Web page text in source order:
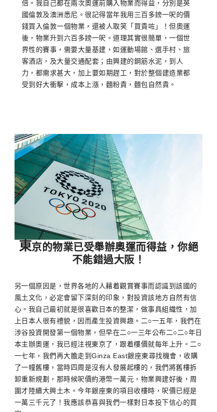
倍。我自己都在兩次奧運前購入物業而得益，分別是英
國倫敦及澳洲悉尼。很記得當年我用三百多鎊一呎的價
錢買入倫敦一個物業，還被人取笑「買貴咗」！但奧運
後，物業升到六百多鎊一呎。道理其實很簡單，一個世
界性的賽事，需要大量基建，如運動場館、選手村、旅
客酒店，及大量交通配套；由興建的鋼筋水泥，到人
力，都需求甚大，加上要如期趕工，對於整個建造業都
受到好大衝擊，成本上漲，麵粉貴，麵包自然貴。
東京的物業已受舉辦奧運而得益，你絕
不能錯過大阪！
另一個原因是，世界各地的人藉着觀賞賽事而認識到該國的
風土文化，必定會留下深刻的印象，對投資該地方自然有信
心。我自己最初就是很喜歡日本的整潔，做事具組織性，加
上日本人很有禮貌，因而產生投資興趣。二○一五年，我們在
涉谷投資開發第一個物業，但早在二○一三年公布二○二○年日
本主辦奧運，我已經注視東京了，跟着樓價就每年上升。二○
一七年，我們再大膽走到Ginza East銀座東尋找機會，收購
了一幢舊樓，當時四周是沒有人發展起樓的，我們將舊樓拆
卸重新規劃，那時候呎價約港幣一萬元，物業興建好後，周
圍才陸續大興土木。今年銀座東的項目收樓時，呎價已經是
一萬三千元了！我應該恭喜與我們一樣對日本投下信心的買